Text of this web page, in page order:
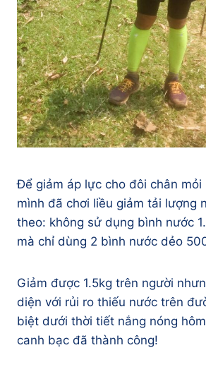
Để giảm áp lực cho đôi chân mỏi
mình đã chơi liều giảm tải lượng
theo: không sử dụng bình nước
mà chỉ dùng 2 bình nước dẻo
Giảm được 1.5kg trên người
diện với rủi ro thiếu nước trên
biệt dưới thời tiết nắng nóng
canh bạc đã thành công!